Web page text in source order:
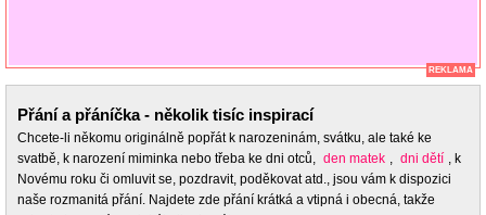
REKLAMA
Přání a přáníčka - několik tisíc inspirací
Chcete-li někomu originálně popřát k narozeninám, svátku, ale také ke
svatbě, k narození miminka nebo třeba ke dni otců, den matek , dni dětí , k
Novému roku či omluvit se, pozdravit, poděkovat atd., jsou vám k dispozici
naše rozmanitá přání. Najdete zde přání krátká a vtipná i obecná, takže